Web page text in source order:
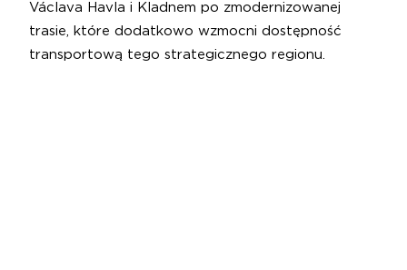
Václava Havla i Kladnem po zmodernizowanej
trasie, które dodatkowo wzmocni dostępność
transportową tego strategicznego regionu.